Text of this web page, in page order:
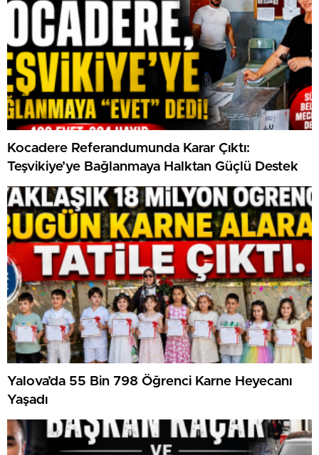
Kocadere Referandumunda Karar Çıktı:
Teşvikiye’ye Bağlanmaya Halktan Güçlü Destek
Yalova’da 55 Bin 798 Öğrenci Karne Heyecanı
Yaşadı